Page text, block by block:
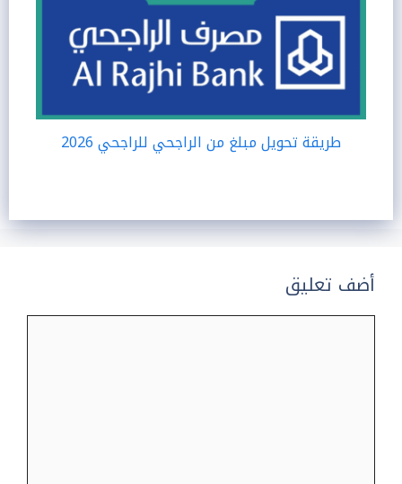
طريقة تحويل مبلغ من الراجحي للراجحي 2026
أضف تعليق